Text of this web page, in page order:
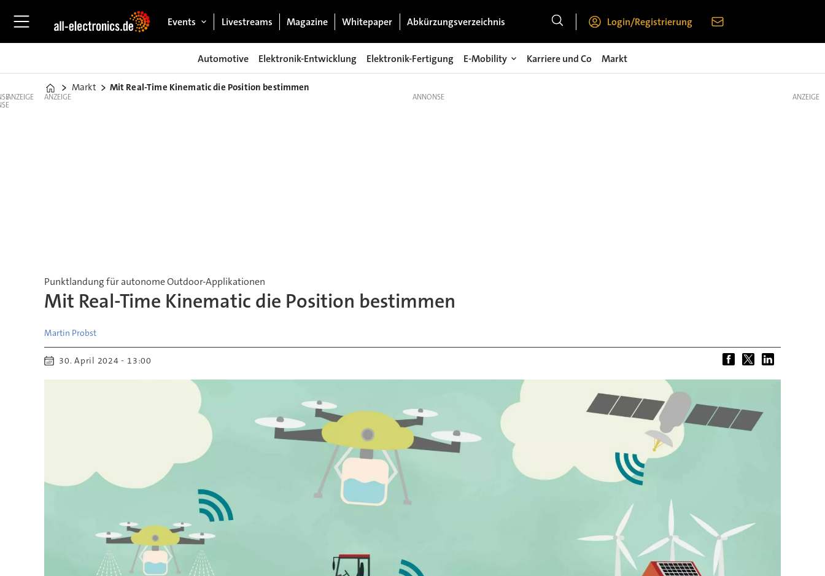
Events Livestreams Magazine Whitepaper Abkürzungsverzeichnis Login/Registrierung
Automotive Elektronik-Entwicklung Elektronik-Fertigung E-Mobility Karriere und Co Markt
Home
Markt Mit Real-Time Kinematic die Position bestimmen
ANZEIGE ANZEIGE
Punktlandung für autonome Outdoor-Applikationen
Mit Real-Time Kinematic die Position bestimmen
Martin Probst
30. April 2024 - 13:00
ANZEIGE